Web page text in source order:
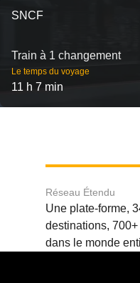
SNCF
Train à 1 changement
Le temps du voyage
11 h 7 min
Réseau Étendu
Une plate-forme,
destinations,
dans le monde